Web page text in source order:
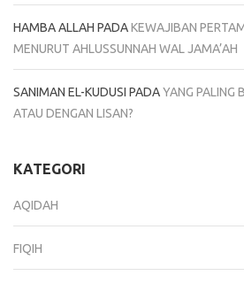
HAMBA ALLAH PADAKEWAJIBAN
MENURUT AHLUSSUNNAH WAL JAMA’AH
SANIMAN EL-KUDUSI PADAYANG PALING
ATAU DENGAN LISAN?
KATEGORI
AQIDAH
FIQIH